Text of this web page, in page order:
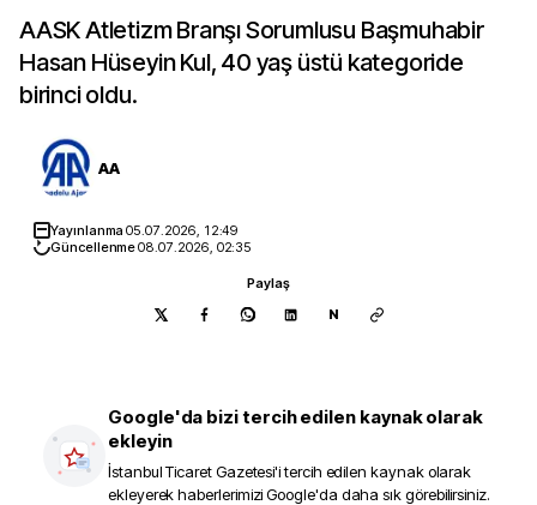
AASK Atletizm Branşı Sorumlusu Başmuhabir
Hasan Hüseyin Kul, 40 yaş üstü kategoride
birinci oldu.
AA
Yayınlanma05.07.2026, 12:49
Güncellenme08.07.2026, 02:35
Paylaş
N
Google'da bizi tercih edilen kaynak olarak
ekleyin
İstanbul Ticaret Gazetesi'i tercih edilen kaynak olarak
ekleyerek haberlerimizi Google'da daha sık görebilirsiniz.